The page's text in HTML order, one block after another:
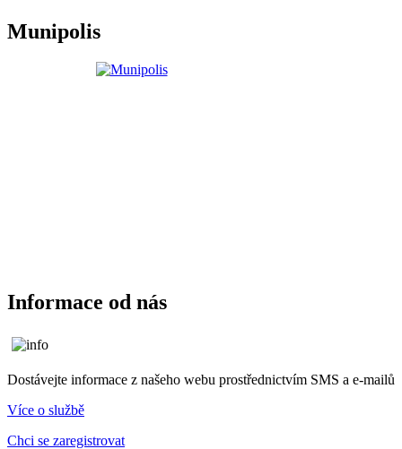
Munipolis
Informace od nás
Dostávejte informace z našeho webu prostřednictvím SMS a e-mailů
Více o službě
Chci se zaregistrovat